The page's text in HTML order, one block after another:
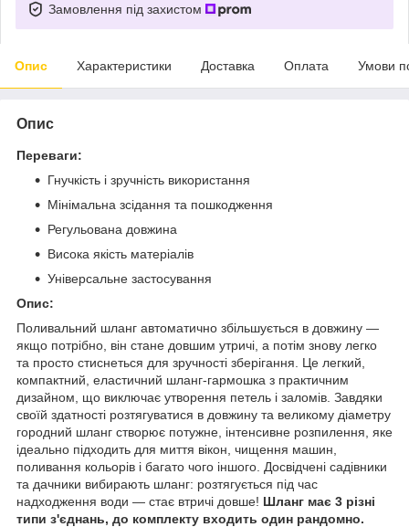
Замовлення під захистом
Опис Характеристики Доставка Оплата Умови
Опис
Переваги:
Гнучкість і зручність використання
Мінімальна зсідання та пошкодження
Регульована довжина
Висока якість матеріалів
Універсальне застосування
Опис:
Поливальний шланг автоматично збільшується в довжину —
якщо потрібно, він стане довшим утричі, а потім знову легко
та просто стиснеться для зручності зберігання. Це легкий,
компактний, еластичний шланг-гармошка з практичним
дизайном, що виключає утворення петель і заломів. Завдяки
своїй здатності розтягуватися в довжину та великому діаметру
городний шланг створює потужне, інтенсивне розпилення, яке
ідеально підходить для миття вікон, чищення машин,
поливання кольорів і багато чого іншого. Досвідчені садівники
та дачники вибирають шланг: розтягується під час
надходження води — стає втричі довше! Шланг має 3 різні
типи з'єднань, до комплекту входить один рандомно.